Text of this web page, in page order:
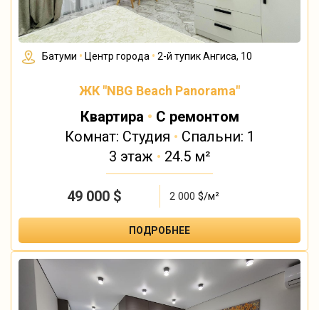
Батуми • Центр города • 2-й тупик Ангиса, 10
ЖК "NBG Beach Panorama"
Квартира • С ремонтом
Комнат: Студия • Спальни: 1
3 этаж • 24.5 м²
49 000 $ 2 000 $/м²
ПОДРОБНЕЕ